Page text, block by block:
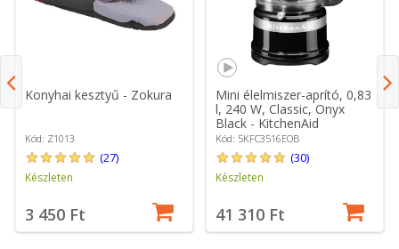
Konyhai kesztyű - Zokura
Kód: Z1013
(27)
Készleten
3 450 Ft
Mini élelmiszer-aprító, 0,83
l, 240 W, Classic, Onyx
Black - KitchenAid
Kód: 5KFC3516EOB
(30)
Készleten
41 310 Ft